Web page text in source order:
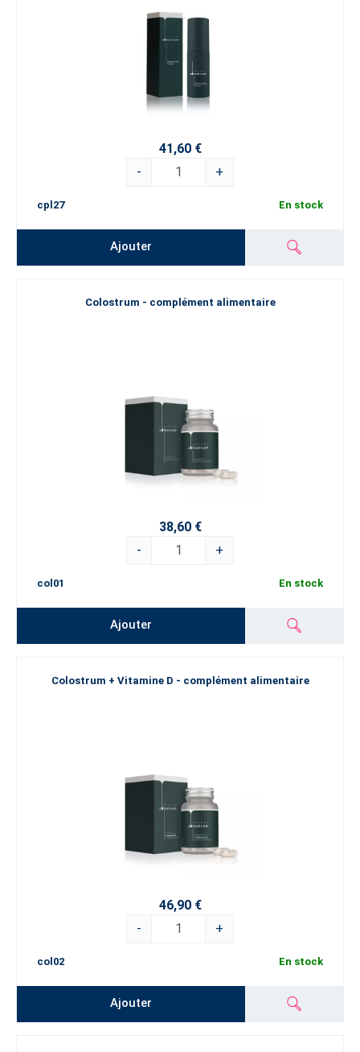
41,60 €
-
+
cpl27 En stock
Ajouter
Colostrum - complément alimentaire
38,60 €
-
+
col01 En stock
Ajouter
Colostrum + Vitamine D - complément alimentaire
46,90 €
-
+
col02 En stock
Ajouter